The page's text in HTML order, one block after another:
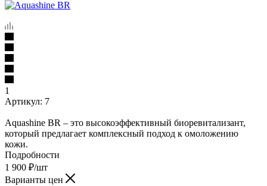
1
Артикул: 7
Aquashine BR ‒ это высокоэффективный биоревитализант,
который предлагает комплексный подход к омоложению
кожи.
Подробности
1 900 ₽/шт
Варианты цен